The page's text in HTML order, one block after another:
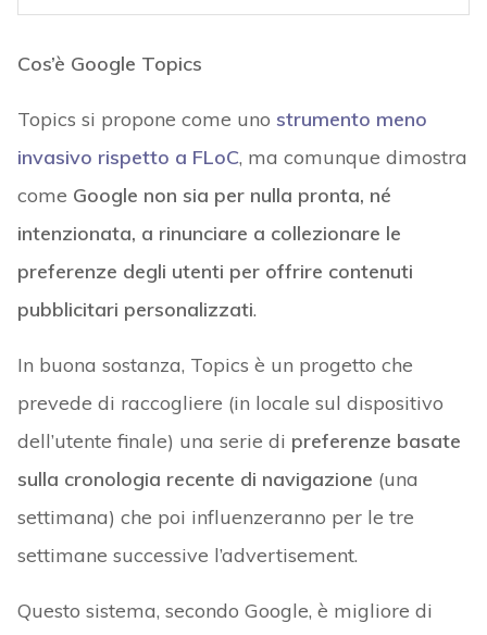
Cos’è Google Topics
Topics si propone come uno strumento meno
invasivo rispetto a FLoC, ma comunque dimostra
come Google non sia per nulla pronta, né
intenzionata, a rinunciare a collezionare le
preferenze degli utenti per offrire contenuti
pubblicitari personalizzati.
In buona sostanza, Topics è un progetto che
prevede di raccogliere (in locale sul dispositivo
dell’utente finale) una serie di preferenze basate
sulla cronologia recente di navigazione (una
settimana) che poi influenzeranno per le tre
settimane successive l’advertisement.
Questo sistema, secondo Google, è migliore di